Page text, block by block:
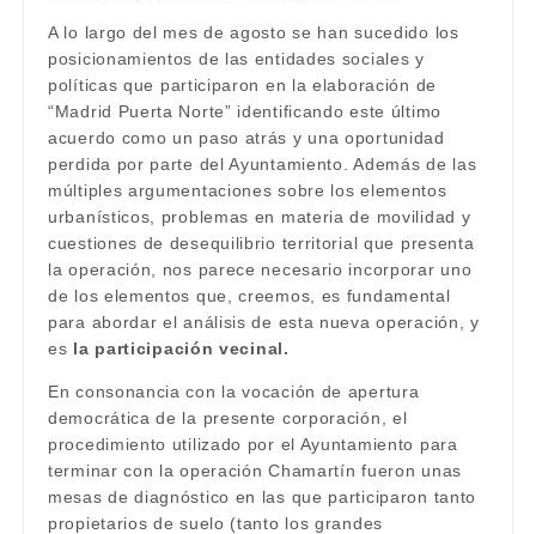
A lo largo del mes de agosto se han sucedido los
posicionamientos de las entidades sociales y
políticas que participaron en la elaboración de
“Madrid Puerta Norte” identificando este último
acuerdo como un paso atrás y una oportunidad
perdida por parte del Ayuntamiento. Además de las
múltiples argumentaciones sobre los elementos
urbanísticos, problemas en materia de movilidad y
cuestiones de desequilibrio territorial que presenta
la operación, nos parece necesario incorporar uno
de los elementos que, creemos, es fundamental
para abordar el análisis de esta nueva operación, y
es la participación vecinal.
En consonancia con la vocación de apertura
democrática de la presente corporación, el
procedimiento utilizado por el Ayuntamiento para
terminar con la operación Chamartín fueron unas
mesas de diagnóstico en las que participaron tanto
propietarios de suelo (tanto los grandes